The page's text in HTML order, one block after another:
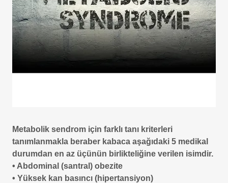
Metabolik sendrom için farklı tanı kriterleri
tanımlanmakla beraber kabaca aşağıdaki 5 medikal
durumdan en az üçünün birlikteliğine verilen isimdir.
• Abdominal (santral) obezite
• Yüksek kan basıncı (hipertansiyon)